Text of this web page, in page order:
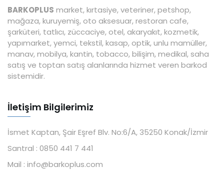
BARKOPLUS market, kırtasiye, veteriner, petshop,
mağaza, kuruyemiş, oto aksesuar, restoran cafe,
şarküteri, tatlıcı, züccaciye, otel, akaryakıt, kozmetik,
yapımarket, yemci, tekstil, kasap, optik, unlu mamüller,
manav, mobilya, kantin, tobacco, bilişim, medikal, saha
satış ve toptan satış alanlarında hizmet veren barkod
sistemidir.
İletişim Bilgilerimiz
İsmet Kaptan, Şair Eşref Blv. No:6/A, 35250 Konak/İzmir
Santral : 0850 441 7 441
Mail : info@barkoplus.com